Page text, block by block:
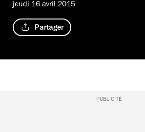
jeudi 16 avril 2015
Partager
PUBLICITÉ